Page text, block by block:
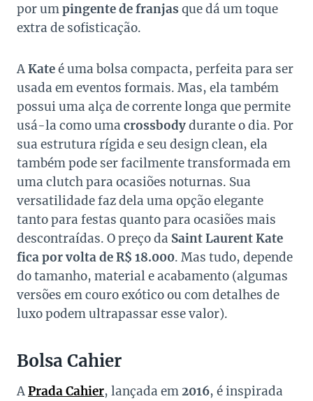
por umpingente de franjas que dá um toque
extra de sofisticação.
AKateé uma bolsa compacta, perfeita para ser
usada em eventos formais. Mas, ela também
possui uma alça de corrente longa que permite
usá-la como uma crossbodydurante o dia. Por
sua estrutura rígida e seu design clean, ela
também pode ser facilmente transformada em
uma clutch para ocasiões noturnas. Sua
versatilidade faz dela uma opção elegante
tanto para festas quanto para ocasiões mais
descontraídas. O preço da Saint Laurent Kate
fica por volta de R$ 18.000. Mas tudo, depende
do tamanho, material e acabamento (algumas
versões em couro exótico ou com detalhes de
luxo podem ultrapassar esse valor).
Bolsa Cahier
APrada Cahier, lançada em2016, é inspirada